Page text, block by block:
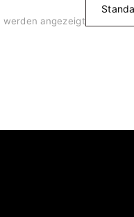
werden angezeigt